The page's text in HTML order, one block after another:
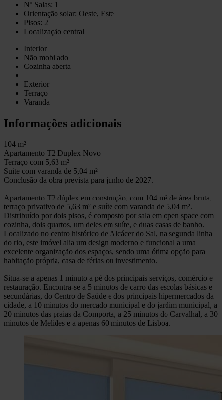
Nº Salas: 1
Orientação solar: Oeste, Este
Pisos: 2
Localização central
Interior
Não mobilado
Cozinha aberta
Exterior
Terraço
Varanda
Informações adicionais
104 m²
Apartamento T2 Duplex Novo
Terraço com 5,63 m²
Suite com varanda de 5,04 m²
Conclusão da obra prevista para junho de 2027.
Apartamento T2 dúplex em construção, com 104 m² de área bruta,
terraço privativo de 5,63 m² e suíte com varanda de 5,04 m².
Distribuído por dois pisos, é composto por sala em open space com
cozinha, dois quartos, um deles em suíte, e duas casas de banho.
Localizado no centro histórico de Alcácer do Sal, na segunda linha
do rio, este imóvel alia um design moderno e funcional a uma
excelente organização dos espaços, sendo uma ótima opção para
habitação própria, casa de férias ou investimento.
Situa-se a apenas 1 minuto a pé dos principais serviços, comércio e
restauração. Encontra-se a 5 minutos de carro das escolas básicas e
secundárias, do Centro de Saúde e dos principais hipermercados da
cidade, a 10 minutos do mercado municipal e do jardim municipal, a
20 minutos das praias da Comporta, a 25 minutos do Carvalhal, a 30
minutos de Melides e a apenas 60 minutos de Lisboa.